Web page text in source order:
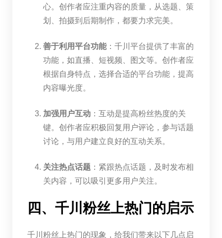
心。创作者应注重内容的质量，从选题、策
划、拍摄到后期制作，都要力求完美。
善于利用平台功能：千川平台提供了丰富的
功能，如直播、短视频、图文等。创作者应
根据自身特点，选择合适的平台功能，提高
内容曝光度。
加强用户互动：互动是提高粉丝热度的关
键。创作者应积极回复用户评论，参与话题
讨论，与用户建立良好的互动关系。
关注热点话题：紧跟热点话题，及时发布相
关内容，可以吸引更多用户关注。
四、千川粉丝上热门的启示
千川粉丝上热门的现象，给我们带来以下几点启